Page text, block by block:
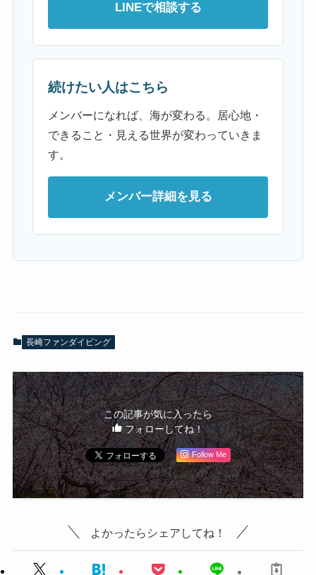
LINEで相談する
続けたい人はこちら
メンバーになれば、海が変わる。居心地・
できること・見える世界が変わっていきま
す。
メンバー詳細を見る
長崎ファンダイビング
この記事が気に入ったら
フォローしてね！
Follow Me
よかったらシェアしてね！